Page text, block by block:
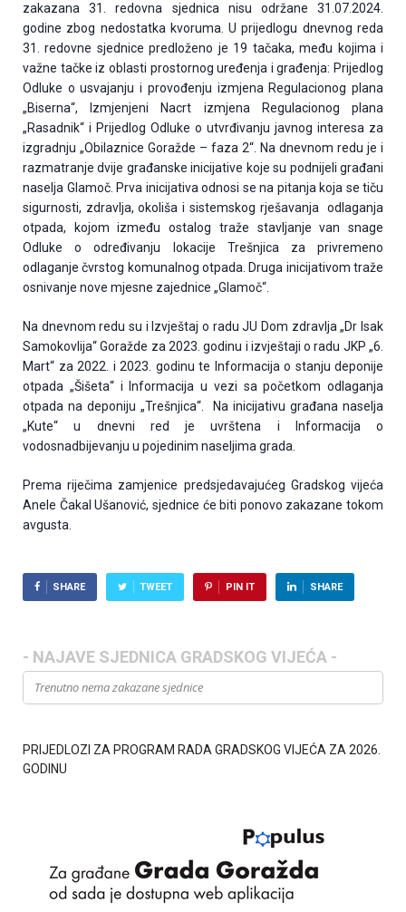
zakazana 31. redovna sjednica nisu održane 31.07.2024.
godine zbog nedostatka kvoruma. U prijedlogu dnevnog reda
31. redovne sjednice predloženo je 19 tačaka, među kojima i
važne tačke iz oblasti prostornog uređenja i građenja: Prijedlog
Odluke o usvajanju i provođenju izmjena Regulacionog plana
„Biserna“, Izmjenjeni Nacrt izmjena Regulacionog plana
„Rasadnik“ i Prijedlog Odluke o utvrđivanju javnog interesa za
izgradnju „Obilaznice Goražde – faza 2“. Na dnevnom redu je i
razmatranje dvije građanske inicijative koje su podnijeli građani
naselja Glamoč. Prva inicijativa odnosi se na pitanja koja se tiču
sigurnosti, zdravlja, okoliša i sistemskog rješavanja odlaganja
otpada, kojom između ostalog traže stavljanje van snage
Odluke o određivanju lokacije Trešnjica za privremeno
odlaganje čvrstog komunalnog otpada. Druga inicijativom traže
osnivanje nove mjesne zajednice „Glamoč“.
Na dnevnom redu su i Izvještaj o radu JU Dom zdravlja „Dr Isak
Samokovlija“ Goražde za 2023. godinu i izvještaji o radu JKP „6.
Mart“ za 2022. i 2023. godinu te Informacija o stanju deponije
otpada „Šišeta“ i Informacija u vezi sa početkom odlaganja
otpada na deponiju „Trešnjica“. Na inicijativu građana naselja
„Kute“ u dnevni red je uvrštena i Informacija o
vodosnadbijevanju u pojedinim naseljima grada.
Prema riječima zamjenice predsjedavajućeg Gradskog vijeća
Anele Čakal Ušanović, sjednice će biti ponovo zakazane tokom
avgusta.
SHARE TWEET PIN IT SHARE
- NAJAVE SJEDNICA GRADSKOG VIJEĆA -
Trenutno nema zakazane sjednice
PRIJEDLOZI ZA PROGRAM RADA GRADSKOG VIJEĆA ZA 2026.
GODINU